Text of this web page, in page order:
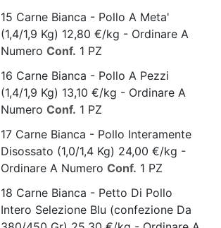
15 Carne Bianca - Pollo A Meta'
(1,4/1,9 Kg) 12,80 €/kg - Ordinare A
Numero Conf. 1 PZ
16 Carne Bianca - Pollo A Pezzi
(1,4/1,9 Kg) 13,10 €/kg - Ordinare A
Numero Conf. 1 PZ
17 Carne Bianca - Pollo Interamente
Disossato (1,0/1,4 Kg) 24,00 €/kg -
Ordinare A Numero Conf. 1 PZ
18 Carne Bianca - Petto Di Pollo
Intero Selezione Blu (confezione Da